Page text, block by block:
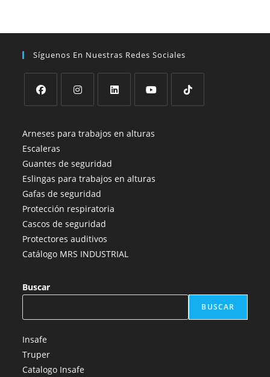
Síguenos En Nuestras Redes Sociales
abre
en
una
nueva
pestaña
abre
una
nueva
pestaña
abre
una
nueva
pestaña
abre
nueva
Arneses para trabajos en alturas
Escaleras
Guantes de seguridad
Eslingas para trabajos en alturas
Gafas de seguridad
Protección respiratoria
Cascos de seguridad
Protectores auditivos
Catálogo MRS INDUSTRIAL
Buscar
BUSCAR
Insafe
Truper
Catalogo Insafe